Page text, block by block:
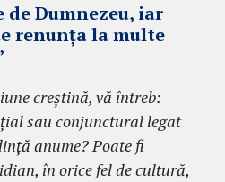
de Dumnezeu, iar
renunţa la multe
creştină, vă întreb:
sau conjunctural legat
anume? Poate fi
în orice fel de cultură,